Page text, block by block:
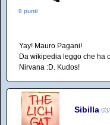
0 punti
Yay! Mauro Pagani!
Da wikipedia leggo che ha
Nirvana :D. Kudos!
Sibilla